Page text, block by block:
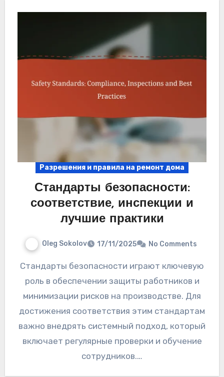
Разрешения и правила на ремонт дома
Стандарты безопасности:
соответствие, инспекции и
лучшие практики
Oleg Sokolov 17/11/2025 No Comments
Стандарты безопасности играют ключевую
роль в обеспечении защиты работников и
минимизации рисков на производстве. Для
достижения соответствия этим стандартам
важно внедрять системный подход, который
включает регулярные проверки и обучение
сотрудников.…